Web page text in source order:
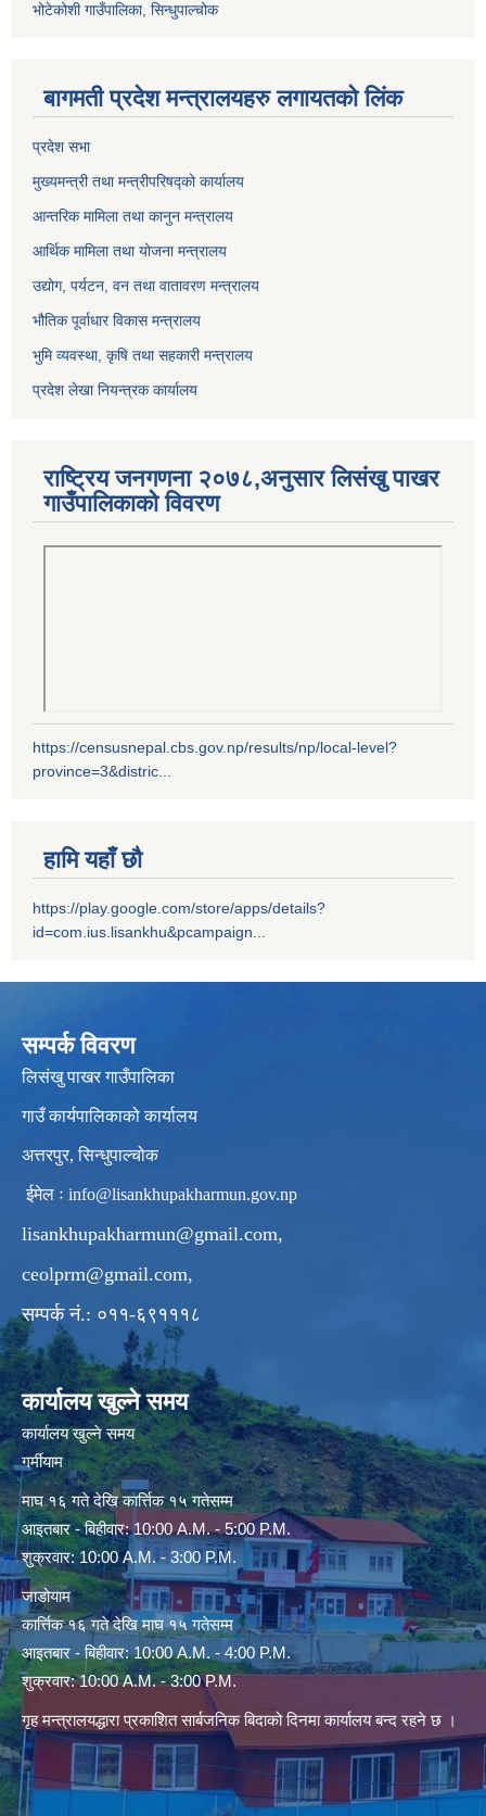
भोटेकोशी गाउँपालिका, सिन्धुपाल्चोक
बागमती प्रदेश मन्त्रालयहरु लगायतको लिंक
प्रदेश सभा
मुख्यमन्त्री तथा मन्त्रीपरिषद्को कार्यालय
आन्तरिक मामिला तथा कानुन मन्त्रालय
आर्थिक मामिला तथा योजना मन्त्रालय
उद्योग, पर्यटन, वन तथा वातावरण मन्त्रालय
भौतिक पूर्वाधार विकास मन्त्रालय
भुमि व्यवस्था, कृषि तथा सहकारी मन्त्रालय
प्रदेश लेखा नियन्त्रक कार्यालय
राष्ट्रिय जनगणना २०७८,अनुसार लिसंखु पाखर
गाउँपालिकाको विवरण
https://censusnepal.cbs.gov.np/results/np/local-level?
province=3&distric...
हामि यहाँ छौ
https://play.google.com/store/apps/details?
id=com.ius.lisankhu&pcampaign...
सम्पर्क विवरण
लिसंखु पाखर गाउँपालिका
गाउँ कार्यपालिकाको कार्यालय
अत्तरपुर, सिन्धुपाल्चोक
ईमेल ः info@lisankhupakharmun.gov.np
lisankhupakharmun@gmail.com,
ceolprm@gmail.com,
सम्पर्क नं.: ०११-६९१११८
कार्यालय खुल्ने समय
कार्यालय खुल्ने समय
गर्मीयाम
माघ १६ गते देखि कार्त्तिक १५ गतेसम्म
आइतबार - बिहीवार: 10:00 A.M. - 5:00 P.M.
शुक्रवार: 10:00 A.M. - 3:00 P.M.
जाडोयाम
कार्त्तिक १६ गते देखि माघ १५ गतेसम्म
आइतबार - बिहीवार: 10:00 A.M. - 4:00 P.M.
शुक्रवार: 10:00 A.M. - 3:00 P.M.
गृह मन्त्रालयद्धारा प्रकाशित सार्बजनिक बिदाको दिनमा कार्यालय बन्द रहने छ ।